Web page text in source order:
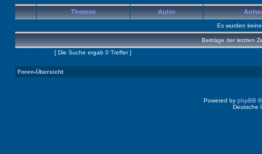
Themen Autor
Es wurden
Beiträge der letzten
[ Die Suche ergab 0 Treffer ]
Foren-Übersicht
Powered by phpBB
Deutsche